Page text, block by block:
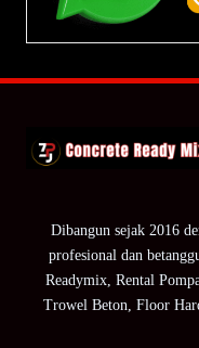
Dibangun sejak 2016
profesional dan
Readymix, Rental
Trowel Beton, Floor